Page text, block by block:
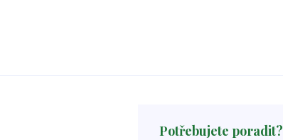
Potřebujete poradit?